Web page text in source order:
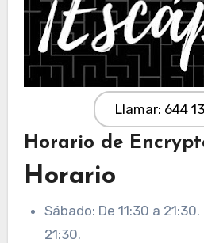
Llamar: 644
Horario de
Horario
Sábado: De 11:30 a
21:30.